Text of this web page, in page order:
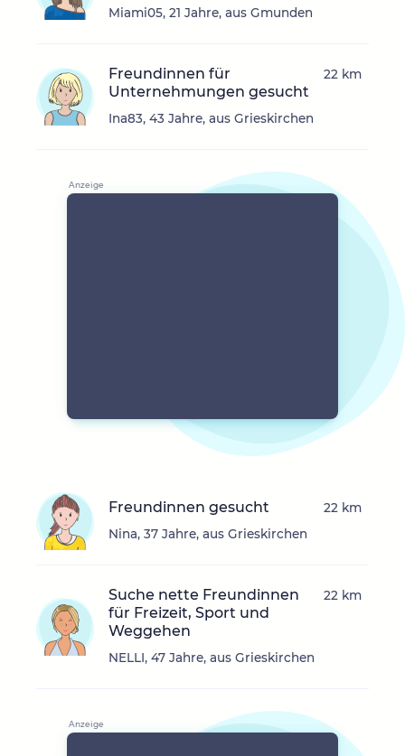
Miami05, 21 Jahre, aus Gmunden
Freundinnen für
Unternehmungen gesucht
Ina83, 43 Jahre, aus Grieskirchen
22 km
Freundinnen gesucht
Nina, 37 Jahre, aus Grieskirchen
22 km
Suche nette Freundinnen
für Freizeit, Sport und
Weggehen
NELLI, 47 Jahre, aus Grieskirchen
22 km